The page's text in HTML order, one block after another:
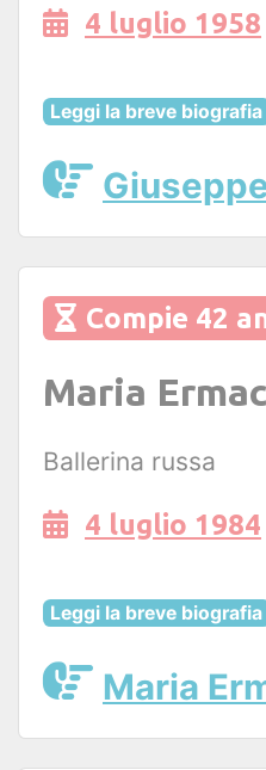
4 luglio 1958
Leggi la breve biografia
Compie 42
Maria
Ballerina russa
4 luglio 1984
Leggi la breve biografia
Maria